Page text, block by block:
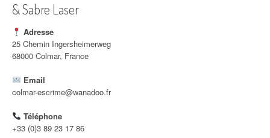
& Sabre Laser
Adresse
25 Chemin Ingersheimerweg
68000 Colmar, France
Email
colmar-escrime@wanadoo.fr
Téléphone
+33 (0)3 89 23 17 86